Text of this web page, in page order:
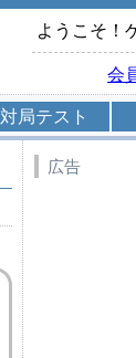
ようこそ！
会
対局テスト
広告